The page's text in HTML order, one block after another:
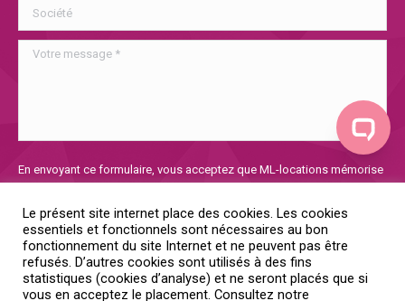
laisser
champ
vide.
En envoyant ce formulaire, vous acceptez que ML-locations mémorise
vous voulez en savoir plus sur notre politique de confidentialité, vous
la trouverezici
Oui, je donne mon consentement
Le présent site internet place des cookies. Les cookies
essentiels et fonctionnels sont nécessaires au bon
fonctionnement du site Internet et ne peuvent pas être
refusés. D’autres cookies sont utilisés à des fins
statistiques (cookies d’analyse) et ne seront placés que si
vous en acceptez le placement. Consultez notre